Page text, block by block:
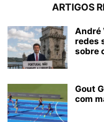
ARTIGOS
André
redes
sobre
Gout
com